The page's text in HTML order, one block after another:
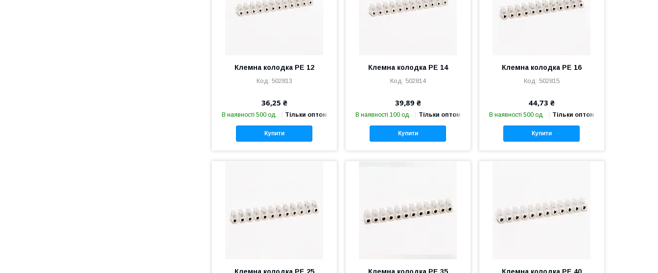
Клемна колодка PE 12
502813
36,25 ₴
В наявності 500 од. Тільки оптом
Купити
Клемна колодка PE 14
502814
39,89 ₴
В наявності 100 од. Тільки оптом
Купити
Клемна колодка PE 16
502815
44,73 ₴
В наявності 500 од. Тільки оптом
Купити
Клемна колодка PE 25 Клемна колодка PE 35 Клемна колодка PE 40